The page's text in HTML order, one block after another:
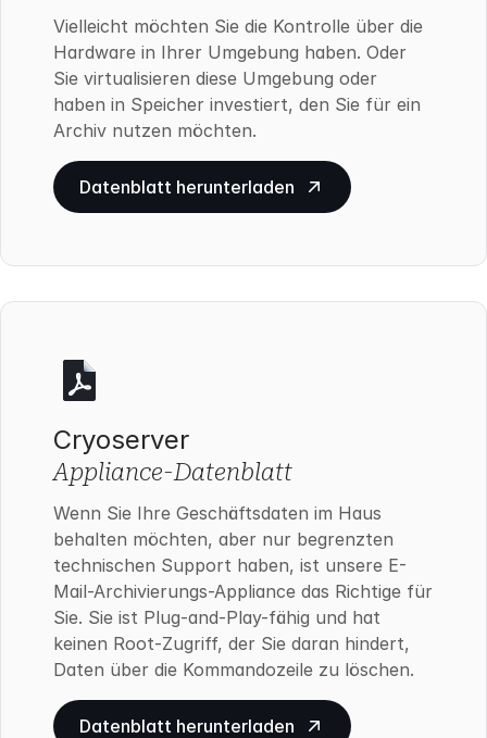
Vielleicht möchten Sie die Kontrolle über die
Hardware in Ihrer Umgebung haben. Oder
Sie virtualisieren diese Umgebung oder
haben in Speicher investiert, den Sie für ein
Archiv nutzen möchten.
Datenblatt herunterladen
Cryoserver
Appliance-Datenblatt
Wenn Sie Ihre Geschäftsdaten im Haus
behalten möchten, aber nur begrenzten
technischen Support haben, ist unsere E-
Mail-Archivierungs-Appliance das Richtige für
Sie. Sie ist Plug-and-Play-fähig und hat
keinen Root-Zugriff, der Sie daran hindert,
Daten über die Kommandozeile zu löschen.
Datenblatt herunterladen